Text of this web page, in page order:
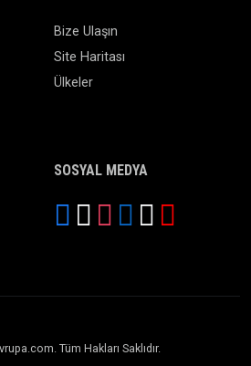
Bize Ulaşın
Site Haritası
Ülkeler
SOSYAL MEDYA
Tüm Hakları Saklıdır.